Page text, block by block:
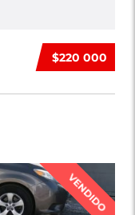
$220 000
VENDIDO